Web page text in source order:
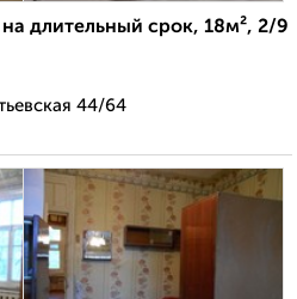
длительный срок, 18м², 2/9
44/64